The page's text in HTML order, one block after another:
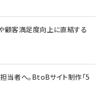
顧客満足度向上に直結する
当者へ。BtoBサイト制作「5